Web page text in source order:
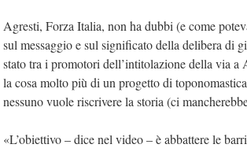
Agresti, Forza Italia, non ha dubbi (e come
sul messaggio e sul significato della delibera di
stato tra i promotori dell’intitolazione della via a
la cosa molto più di un progetto di
nessuno vuole riscrivere la storia (ci
«L’obiettivo – dice nel video – è abbattere le